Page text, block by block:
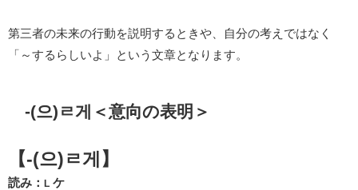
第三者の未来の行動を説明するときや、自分の考えではなく
「～するらしいよ」という文章となります。
-(으)ㄹ게＜意向の表明＞
【-(으)ㄹ게】
読み： L ケ